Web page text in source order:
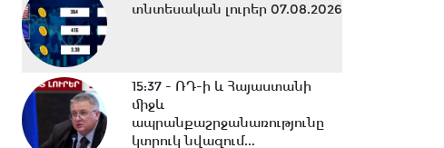
տնտեսական լուրեր 07.08.2026
15:37 - ՌԴ-ի և Հայաստանի
միջև
ապրանքաշրջանառությունը
կտրուկ նվազում...